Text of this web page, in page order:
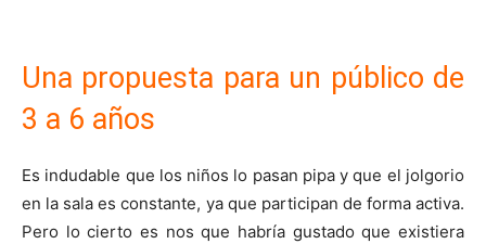
Una propuesta para un público de
3 a 6 años
Es indudable que los niños lo pasan pipa y que el jolgorio
en la sala es constante, ya que participan de forma activa.
Pero lo cierto es nos que habría gustado que existiera